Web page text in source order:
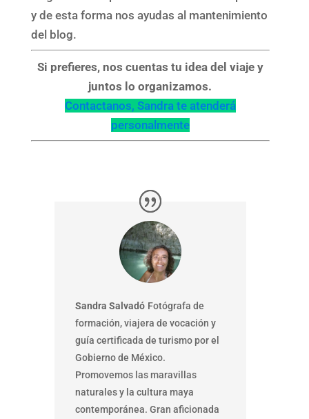
y de esta forma nos ayudas al mantenimiento
del blog.
Si prefieres, nos cuentas tu idea del viaje y
juntos lo organizamos.
Contactanos, Sandra te atenderá
personalmente
Sandra Salvadó Fotógrafa de
formación, viajera de vocación y
guía certificada de turismo por el
Gobierno de México.
Promovemos las maravillas
naturales y la cultura maya
contemporánea. Gran aficionada